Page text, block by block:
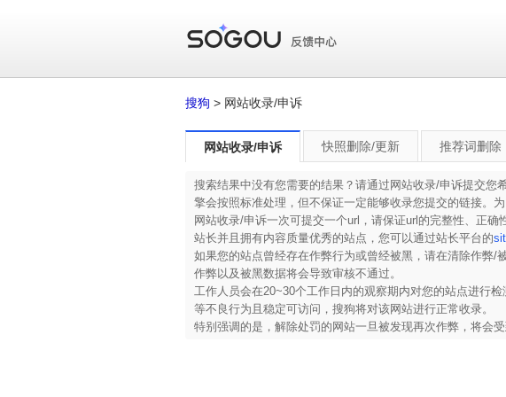
搜狗 > 网站收录/申诉
网站收录/申诉 快照删除/更新 推荐词删除
搜索结果中没有您需要的结果？请通过网站收录/申诉提交您
擎会按照标准处理，但不保证一定能够收录您提交的链接。
网站收录/申诉一次可提交一个url，请保证url的完整性、正
站长并且拥有内容质量优秀的站点，您可以通过站长平台的
如果您的站点曾经存在作弊行为或曾经被黑，请在清除作弊/
作弊以及被黑数据将会导致审核不通过。
工作人员会在20~30个工作日内的观察期内对您的站点进行
等不良行为且稳定可访问，搜狗将对该网站进行正常收录。
特别强调的是，解除处罚的网站一旦被发现再次作弊，将会受